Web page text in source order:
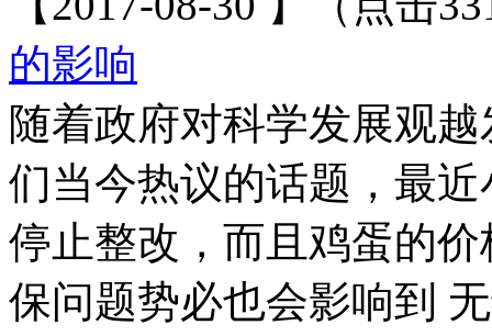
的影响
随着政府对科学发展观
们当今热议的话题，最
停止整改，而且鸡蛋的
保问题势必也会影响到